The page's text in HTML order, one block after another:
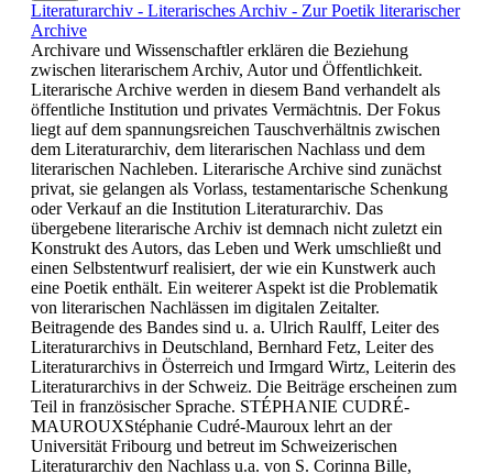
Literaturarchiv - Literarisches Archiv - Zur Poetik literarischer
Archive
Archivare und Wissenschaftler erklären die Beziehung
zwischen literarischem Archiv, Autor und Öffentlichkeit.
Literarische Archive werden in diesem Band verhandelt als
öffentliche Institution und privates Vermächtnis. Der Fokus
liegt auf dem spannungsreichen Tauschverhältnis zwischen
dem Literaturarchiv, dem literarischen Nachlass und dem
literarischen Nachleben. Literarische Archive sind zunächst
privat, sie gelangen als Vorlass, testamentarische Schenkung
oder Verkauf an die Institution Literaturarchiv. Das
übergebene literarische Archiv ist demnach nicht zuletzt ein
Konstrukt des Autors, das Leben und Werk umschließt und
einen Selbstentwurf realisiert, der wie ein Kunstwerk auch
eine Poetik enthält. Ein weiterer Aspekt ist die Problematik
von literarischen Nachlässen im digitalen Zeitalter.
Beitragende des Bandes sind u. a. Ulrich Raulff, Leiter des
Literaturarchivs in Deutschland, Bernhard Fetz, Leiter des
Literaturarchivs in Österreich und Irmgard Wirtz, Leiterin des
Literaturarchivs in der Schweiz. Die Beiträge erscheinen zum
Teil in französischer Sprache. STÉPHANIE CUDRÉ-
MAUROUXStéphanie Cudré-Mauroux lehrt an der
Universität Fribourg und betreut im Schweizerischen
Literaturarchiv den Nachlass u.a. von S. Corinna Bille,